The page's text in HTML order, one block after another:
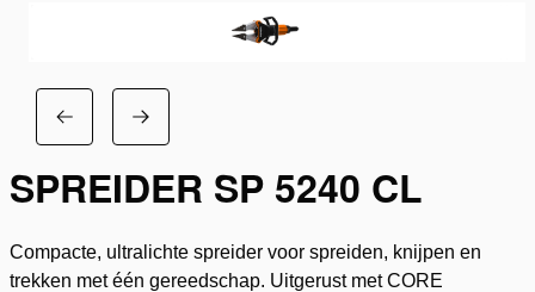
SPREIDER SP 5240 CL
Compacte, ultralichte spreider voor spreiden, knijpen en
trekken met één gereedschap. Uitgerust met CORE